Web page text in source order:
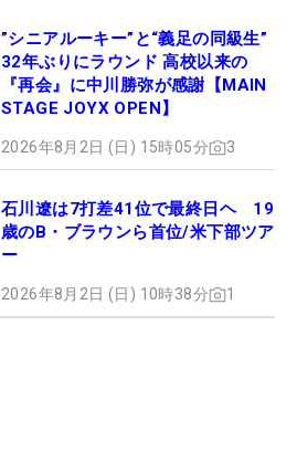
”シニアルーキー”と“義足の同級生”
32年ぶりにラウンド 高校以来の
『再会』に中川勝弥が感謝【MAIN
STAGE JOYX OPEN】
2026年8月2日 (日) 15時05分 3
石川遼は7打差41位で最終日ヘ 19
歳のB・ブラウンら首位/米下部ツア
ー
2026年8月2日 (日) 10時38分 1